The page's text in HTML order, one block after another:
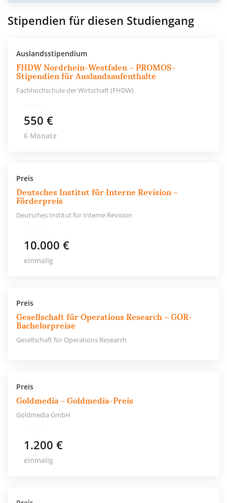
Stipendien für diesen Studiengang
Auslandsstipendium
FHDW Nordrhein-Westfalen – PROMOS-
Stipendien für Auslandsaufenthalte
Fachhochschule der Wirtschaft (FHDW)
550 €
6 Monate
Preis
Deutsches Institut für Interne Revision –
Förderpreis
Deutsches Institut für Interne Revision
10.000 €
einmalig
Preis
Gesellschaft für Operations Research – GOR-
Bachelorpreise
Gesellschaft für Operations Research
Preis
Goldmedia – Goldmedia-Preis
Goldmedia GmbH
1.200 €
einmalig